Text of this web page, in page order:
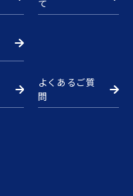
て
よくあるご質
問